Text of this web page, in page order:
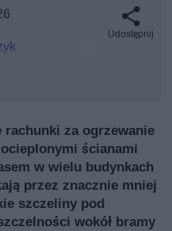
Udostępnij
za ogrzewanie
ścianami
w wielu budynkach
przez znacznie mniej
szczeliny pod
wokół bramy